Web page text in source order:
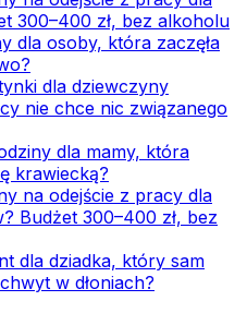
300–400 zł, bez alkoholu
dla osoby, która zaczęła
dla dziewczyny
nie chce nic związanego
dla mamy, która
krawiecką?
na odejście z pracy dla
Budżet 300–400 zł, bez
dla dziadka, który sam
w dłoniach?